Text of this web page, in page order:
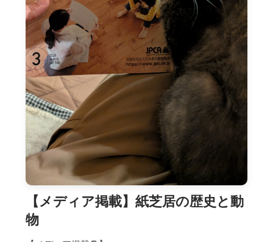
【メディア掲載】紙芝居の歴史と動
物